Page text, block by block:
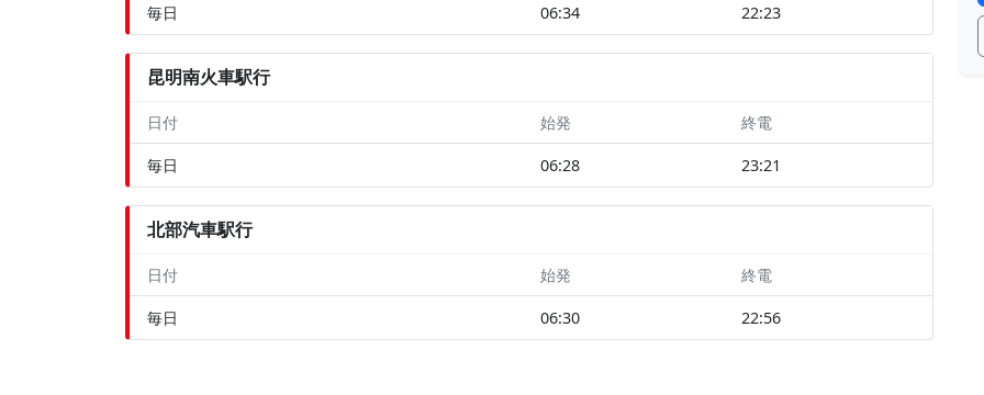
毎日 06:34 22:23
昆明南火車駅行
日付 始発 終電
毎日 06:28 23:21
北部汽車駅行
日付 始発 終電
毎日 06:30 22:56